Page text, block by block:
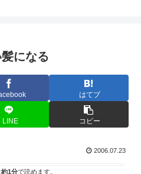
になる
はてブ
LINE コピー
2006.07.23
約1分で読めます。